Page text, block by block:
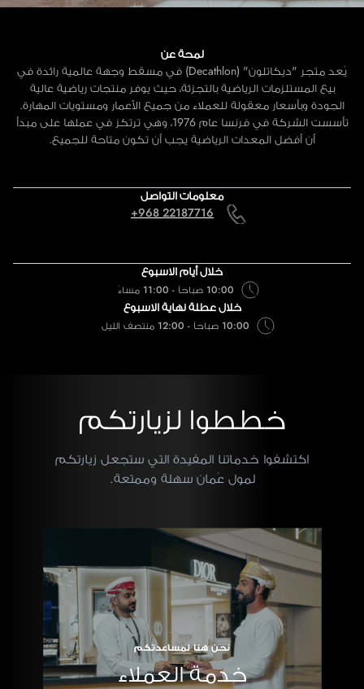
لمحة عن
يُعد متجر "ديكاتلون" (Decathlon) في مسقط وجهة عالمية رائدة في
بيع المستلزمات الرياضية بالتجزئة، حيث يوفر منتجات رياضية عالية
الجودة وبأسعار معقولة للعملاء من جميع الأعمار ومستويات المهارة.
تأسست الشركة في فرنسا عام 1976، وهي ترتكز في عملها على مبدأ
أن أفضل المعدات الرياضية يجب أن تكون متاحة للجميع.
معلومات التواصل
+968 22187716
خلال أيام الاسبوع
10:00 صباحاً - 11:00 مساءً
خلال عطلة نهاية الاسبوع
10:00 صباحاً - 12:00 منتصف الليل
خططوا لزيارتكم
اكتشفوا خدماتنا المفيدة التي ستجعل زيارتكم
لمول عُمان سهلة وممتعة.
نحن هنا لمساعدتكم
خدمة العملاء